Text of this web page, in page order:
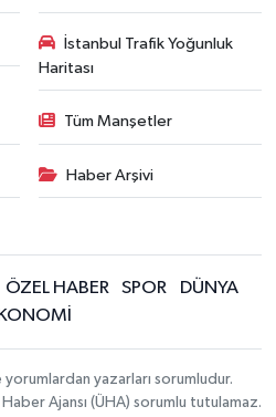
İstanbul Trafik Yoğunluk
Haritası
Tüm Manşetler
Haber Arşivi
ÖZEL HABER SPOR
DÜNYA
yazarları sorumludur.
Ajansı (ÜHA) sorumlu tutulamaz.